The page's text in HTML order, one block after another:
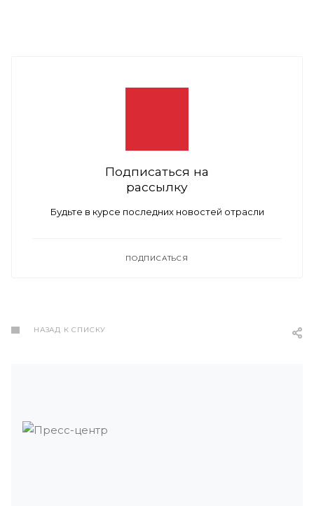
Подписаться на
рассылку
Будьте в курсе последних новостей отрасли
ПОДПИСАТЬСЯ
НАЗАД К СПИСКУ